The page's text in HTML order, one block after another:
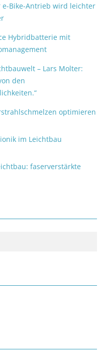
e-Bike-Antrieb wird leichter
Hybridbatterie mit
– Lars Molter:
den
optimieren
im Leichtbau
faserverstärkte